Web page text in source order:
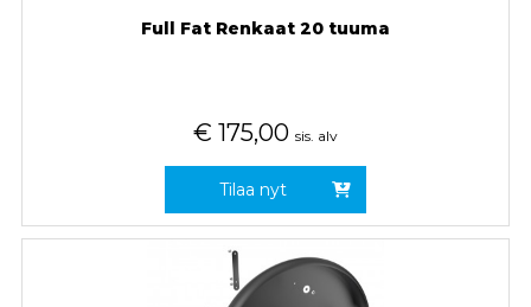
Full Fat Renkaat 20 tuuma
€ 175,00 sis. alv
Tilaa nyt